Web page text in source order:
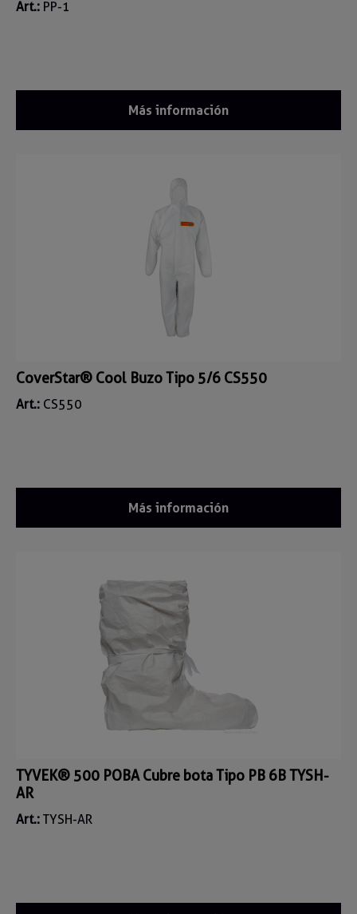
Art.: PP-1
Más información
CoverStar® Cool Buzo Tipo 5/6 CS550
Art.: CS550
Más información
TYVEK® 500 POBA Cubre bota Tipo PB 6B TYSH-
AR
Art.: TYSH-AR